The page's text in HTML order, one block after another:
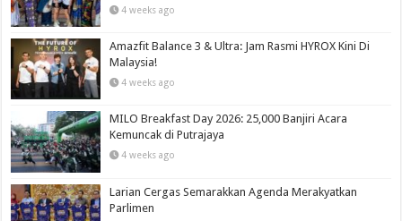
4 weeks ago
Amazfit Balance 3 & Ultra: Jam Rasmi HYROX Kini Di
Malaysia!
4 weeks ago
MILO Breakfast Day 2026: 25,000 Banjiri Acara
Kemuncak di Putrajaya
4 weeks ago
Larian Cergas Semarakkan Agenda Merakyatkan
Parlimen